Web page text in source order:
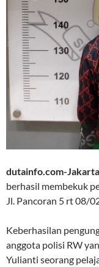
dutainfo.com-
berhasil membekuk
Jl. Pancoran 5 rt 08/
Keberhasilan
anggota polisi RW
Yulianti seorang